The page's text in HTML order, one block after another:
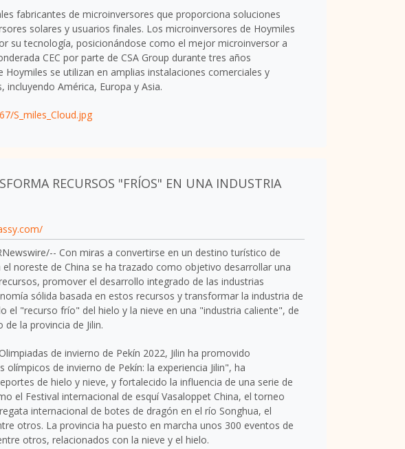
fabricantes de microinversores que proporciona soluciones
solares y usuarios finales. Los microinversores de Hoymiles
su tecnología, posicionándose como el mejor microinversor a
CEC por parte de CSA Group durante tres años
se utilizan en amplias instalaciones comerciales y
incluyendo América, Europa y Asia.
S_miles_Cloud.jpg
RECURSOS "FRÍOS" EN UNA INDUSTRIA
Con miras a convertirse en un destino turístico de
el noreste de China se ha trazado como objetivo desarrollar una
promover el desarrollo integrado de las industrias
sólida basada en estos recursos y transformar la industria de
el "recurso frío" del hielo y la nieve en una "industria caliente", de
de la provincia de Jilin.
de invierno de Pekín 2022, Jilin ha promovido
de invierno de Pekín: la experiencia Jilin", ha
de hielo y nieve, y fortalecido la influencia de una serie de
el Festival internacional de esquí Vasaloppet China, el torneo
internacional de botes de dragón en el río Songhua, el
otros. La provincia ha puesto en marcha unos 300 eventos de
otros, relacionados con la nieve y el hielo.